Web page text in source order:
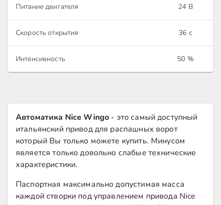
Питание двигателя 24 В
Скорость открытия 36 с
Интенсивность 50 %
Автоматика Nice Wingo - это самый доступный
итальянский привод для распашных ворот
который Вы только можете купить. Минусом
является только довольно слабые технические
характеристики.
Паспортная максимально допустимая масса
каждой створки под управлением привода Nice